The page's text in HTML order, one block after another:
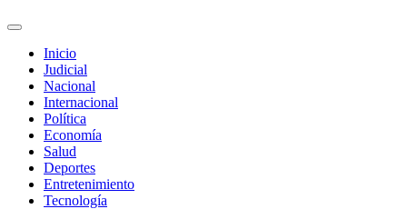
Inicio
Judicial
Nacional
Internacional
Política
Economía
Salud
Deportes
Entretenimiento
Tecnología